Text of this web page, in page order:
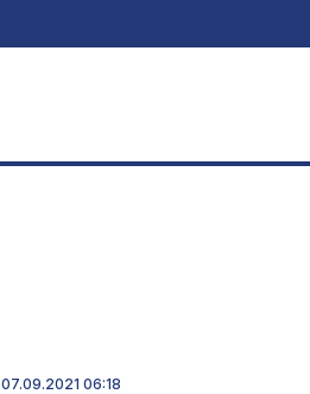
07.09.2021 06:18